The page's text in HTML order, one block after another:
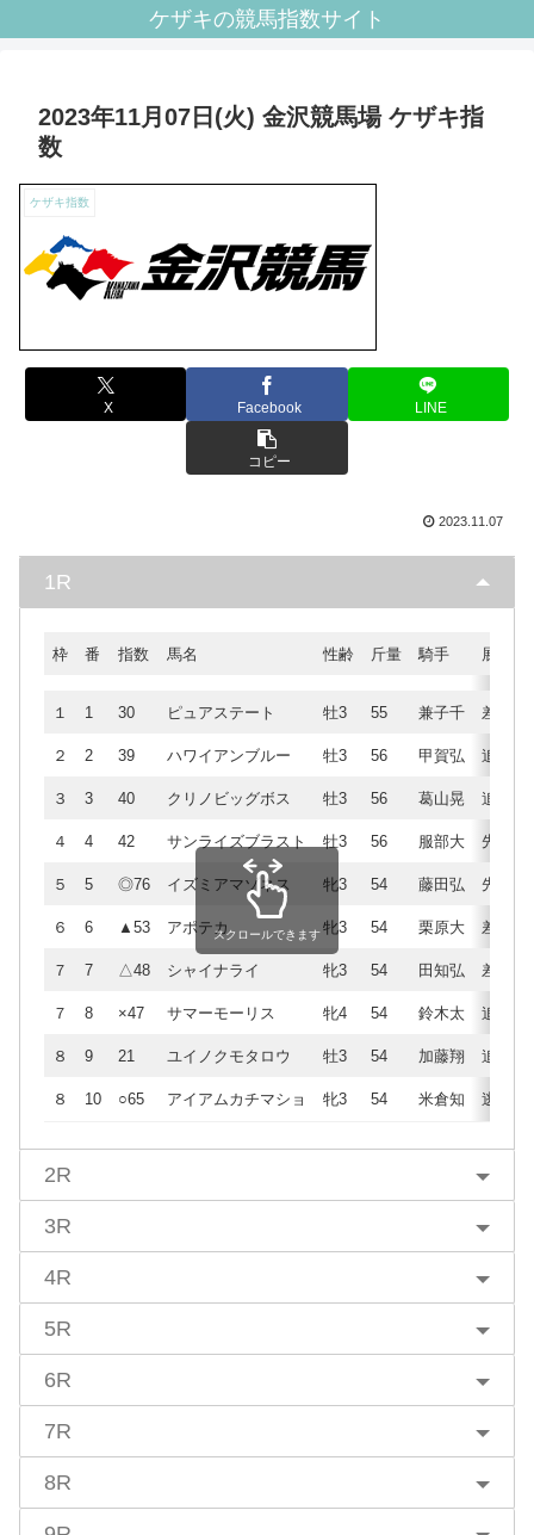
ケザキの競馬指数サイト
2023年11月07日(火) 金沢競馬場 ケザキ指
数
ケザキ指数
X Facebook LINE
コピー
2023.11.07
1R
枠 番 指数 馬名 性齢 斤量 騎手 展開
１ 1 30 ピュアステート 牡3 55 兼子千 差
２ 2 39 ハワイアンブルー 牡3 56 甲賀弘 追
３ 3 40 クリノビッグボス 牡3 56 葛山晃 追
４ 4 42 サンライズブラスト 牡3 56 服部大 先
５ 5 ◎76 イズミアマゾネス 牝3 54 藤田弘 先
６ 6 ▲53 アポテカ 牝3 54 栗原大 差
７ 7 △48 シャイナライ 牝3 54 田知弘 差
７ 8 ×47 サマーモーリス 牝4 54 鈴木太 追
８ 9 21 ユイノクモタロウ 牡3 54 加藤翔 追
８ 10 ○65 アイアムカチマショ 牝3 54 米倉知 逃
スクロールできます
2R
3R
4R
5R
6R
7R
8R